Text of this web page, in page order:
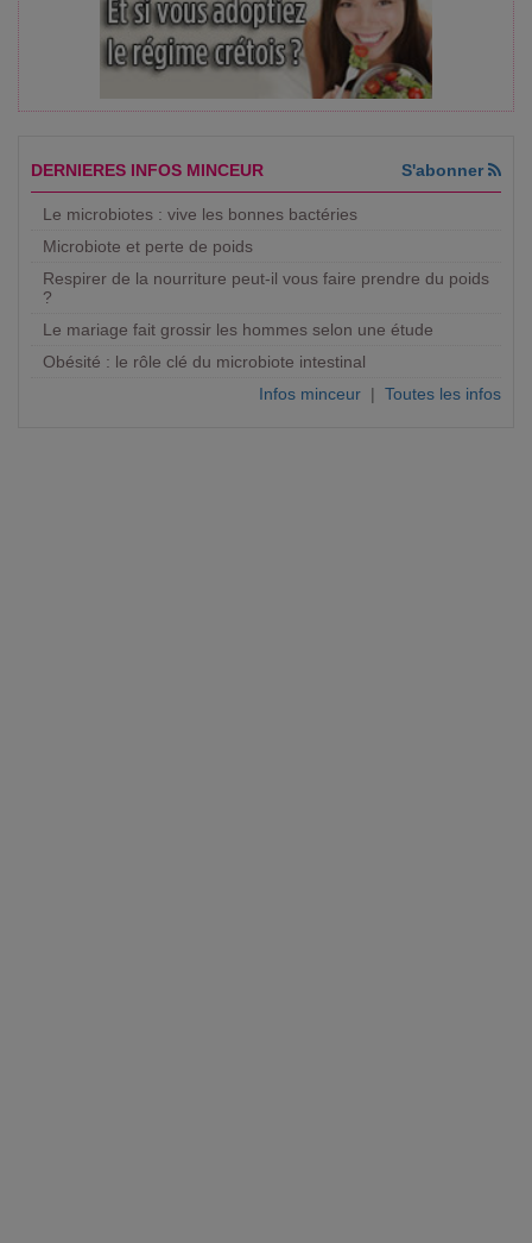
DERNIERES INFOS MINCEUR S'abonner
Le microbiotes : vive les bonnes bactéries
Microbiote et perte de poids
Respirer de la nourriture peut-il vous faire prendre du poids
?
Le mariage fait grossir les hommes selon une étude
Obésité : le rôle clé du microbiote intestinal
Infos minceur | Toutes les infos